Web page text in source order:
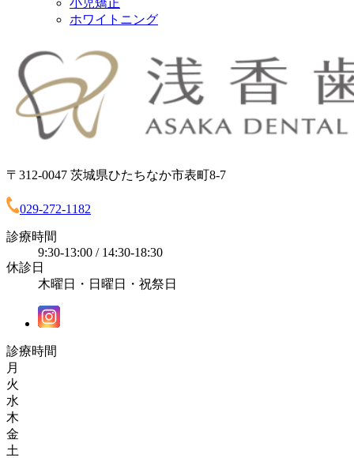
小児矯正
ホワイトニング
〒312-0047 茨城県ひたちなか市表町8-7
029-272-1182
診療時間
9:30-13:00 / 14:30-18:30
休診日
木曜日・日曜日・祝祭日
診療時間
月
火
水
木
金
土